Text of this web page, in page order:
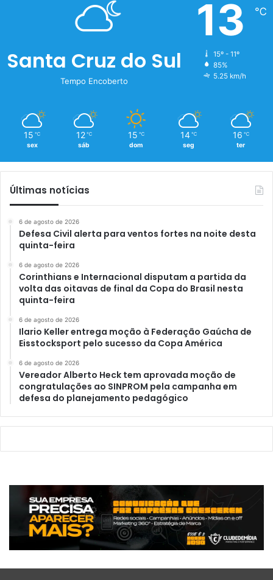
Santa Cruz do Sul
Tempo Encoberto
13 ℃
15º - 11º
85%
5.25 km/h
15 ℃
sex
12 ℃
sáb
15 ℃
dom
14 ℃
seg
16 ℃
ter
Últimas notícias
6 de agosto de 2026
Defesa Civil alerta para ventos fortes na noite desta
quinta-feira
6 de agosto de 2026
Corinthians e Internacional disputam a partida da
volta das oitavas de final da Copa do Brasil nesta
quinta-feira
6 de agosto de 2026
Ilario Keller entrega moção à Federação Gaúcha de
Eisstocksport pelo sucesso da Copa América
6 de agosto de 2026
Vereador Alberto Heck tem aprovada moção de
congratulações ao SINPROM pela campanha em
defesa do planejamento pedagógico